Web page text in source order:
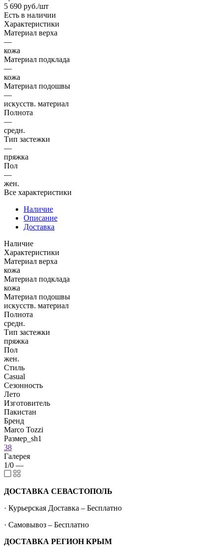
5 690 руб./шт
Есть в наличии
Характеристики
Материал верха
—
кожа
Материал подклада
—
кожа
Материал подошвы
—
искусств. материал
Полнота
—
средн.
Тип застежки
—
пряжка
Пол
—
жен.
Все характеристики
Наличие
Описание
Доставка
Наличие
Характеристики
Материал верха
кожа
Материал подклада
кожа
Материал подошвы
искусств. материал
Полнота
средн.
Тип застежки
пряжка
Пол
жен.
Стиль
Casual
Сезонность
Лето
Изготовитель
Пакистан
Бренд
Marco Tozzi
Размер_sh1
38
Галерея
1/0 —
ДОСТАВКА СЕВАСТОПОЛЬ
· Курьерская Доставка – Бесплатно
· Самовывоз – Бесплатно
ДОСТАВКА РЕГИОН КРЫМ